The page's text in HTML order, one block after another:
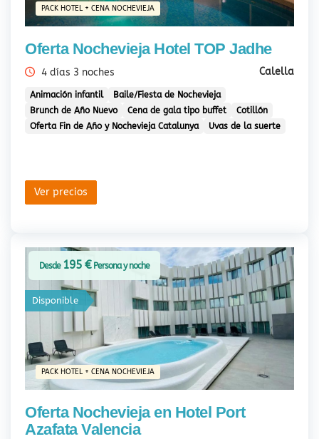
PACK HOTEL + CENA NOCHEVIEJA
Oferta Nochevieja Hotel TOP Jadhe
4 días 3 noches Calella
Animación infantil
Baile/Fiesta de Nochevieja
Brunch de Año Nuevo
Cena de gala tipo buffet
Cotillón
Oferta Fin de Año y Nochevieja Catalunya
Uvas de la suerte
Ver precios
PACK HOTEL + CENA NOCHEVIEJA
Disponible
Oferta Nochevieja en Hotel Port
Azafata Valencia
Desde 195 €Persona y noche